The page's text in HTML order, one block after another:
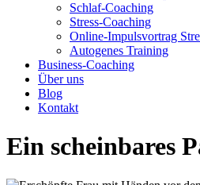
Schlaf-Coaching
Stress-Coaching
Online-Impulsvortrag
Autogenes Training
Business-Coaching
Über uns
Blog
Kontakt
Ein scheinbares